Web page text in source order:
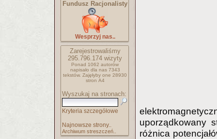
Fundusz Racjonalisty
Wesprzyj nas..
Zarejestrowaliśmy
295.796.174 wizyty
Ponad 1062 autorów
napisało dla nas 7343
tekstów. Zajęłyby one 28930
stron A4
Wyszukaj na stronach:
Kryteria szczegółowe
Najnowsze strony..
Archiwum streszczeń..
uporządkowany
różnica